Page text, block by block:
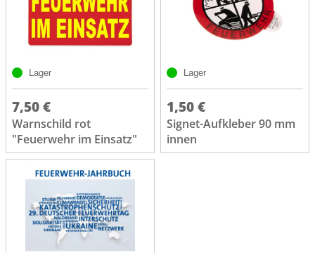
Lager
7,50 €
Warnschild rot
"Feuerwehr im Einsatz"
Lager
1,50 €
Signet-Aufkleber 90 mm
innen